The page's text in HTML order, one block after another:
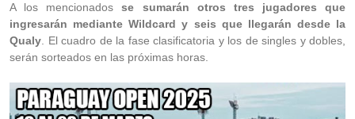
A los mencionadosse sumarán otros tres jugadores que
ingresarán mediante Wildcard y seis que llegarán desde la
Qualy . El cuadro de la fase clasificatoria y los de singles y dobles,
serán sorteados en las próximas horas.